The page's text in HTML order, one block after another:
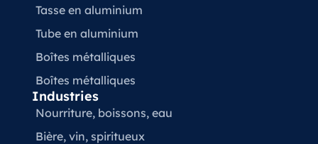
Tasse en aluminium
Tube en aluminium
Boîtes métalliques
Boîtes métalliques
Industries
Nourriture, boissons, eau
Bière, vin, spiritueux